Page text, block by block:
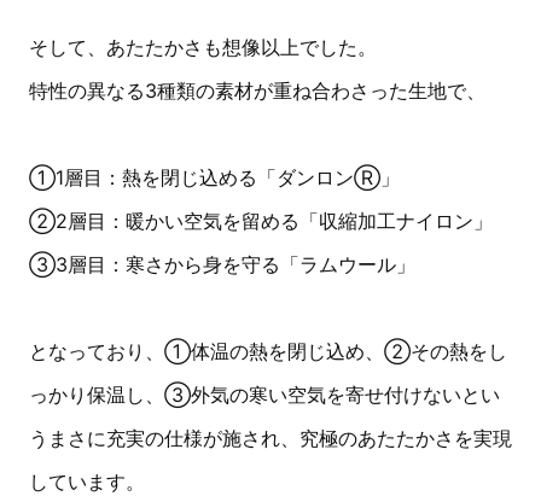
そして、あたたかさも想像以上でした。
特性の異なる3種類の素材が重ね合わさった生地で、
①1層目：熱を閉じ込める「ダンロンⓇ」
②2層目：暖かい空気を留める「収縮加工ナイロン」
③3層目：寒さから身を守る「ラムウール」
となっており、①体温の熱を閉じ込め、②その熱をし
っかり保温し、③外気の寒い空気を寄せ付けないとい
うまさに充実の仕様が施され、究極のあたたかさを実現
しています。